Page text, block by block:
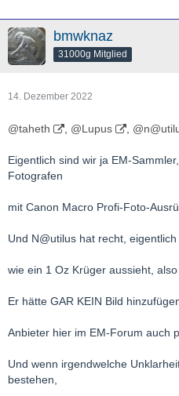
bmwknaz
31000g Mitglied
14. Dezember 2022
@taheth , @Lupus ,
Eigentlich sind wir ja EM-
Fotografen
mit Canon Macro Profi-Foto-
Und N@utilus hat recht,
wie ein 1 Oz Krüger aussieht,
Er hätte GAR KEIN Bild
Anbieter hier im EM-Forum auch
Und wenn irgendwelche
bestehen,